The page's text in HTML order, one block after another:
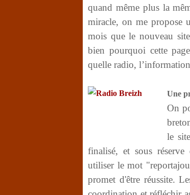
quand même plus la
miracle, on me propose
mois que le nouveau
bien pourquoi cette
quelle radio,
Une
On
le
finalisé, et sous réserve
utiliser le mot
promet d'être réussite.